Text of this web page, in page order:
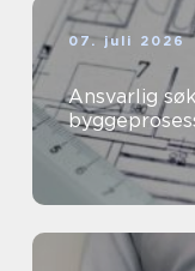
07. juli 2026
Ansvarlig